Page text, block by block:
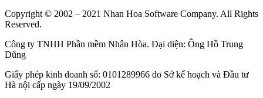
Copyright © 2002 – 2021 Nhan Hoa Software Company. All Rights
Reserved.
Công ty TNHH Phần mềm Nhân Hòa. Đại diện: Ông Hồ Trung
Dũng
Giấy phép kinh doanh số: 0101289966 do Sở kế hoạch và Đầu tư
Hà nội cấp ngày 19/09/2002